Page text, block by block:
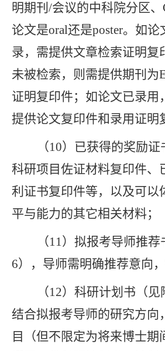
明期刊 /会议的中科院分区、
论文是oral还是poster。如论
录，需提供文章检索证明复
未被检索，则需提供期刊为
证明复印件；如论文已录用
提供论文复印件和录用证明
（10）已获得的奖励证
科研项目佐证材料复印件、
利证书复印件等，以及可以
平与能力的其它相关材料；
（11）拟报考导师推荐
6），导师需明确推荐意向
（12）科研计划书（见
结合拟报考导师的研究方向
目（但不限定为将来博士期